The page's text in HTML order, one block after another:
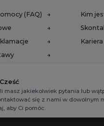
(FAQ)
Kim
Kariera
Cześć
masz jakiekolwiek pytania lub
się z nami w dowolnym
aby Ci pomóc.